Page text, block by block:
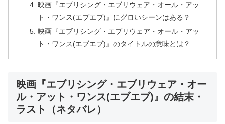
映画『エブリシング・エブリウェア・オール・アッ
ト・ワンス(エブエブ)』にグロいシーンはある？
映画『エブリシング・エブリウェア・オール・アッ
ト・ワンス(エブエブ)』のタイトルの意味とは？
映画『エブリシング・エブリウェア・オー
ル・アット・ワンス(エブエブ)』の結末・
ラスト（ネタバレ）